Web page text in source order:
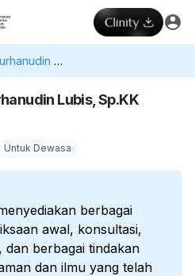
dr. Karunia Burhanudin Lubis, Sp.KK
Lubis, Sp.KK
Untuk Dewasa
berbagai
awal, konsultasi,
berbagai tindakan
dan ilmu yang telah